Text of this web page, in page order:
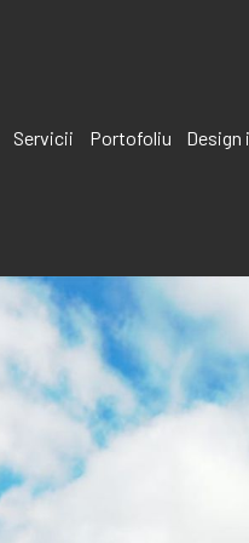
Servicii Portofoliu Design